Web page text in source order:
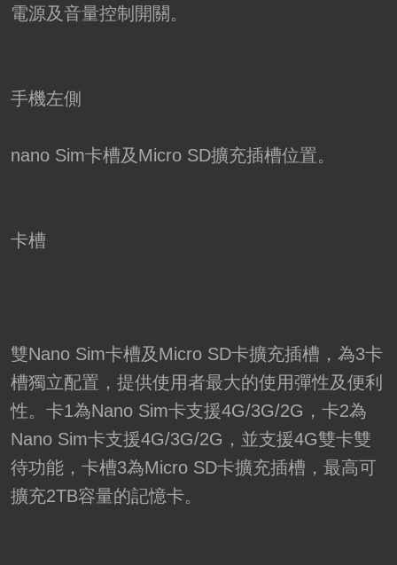
電源及音量控制開關。
手機左側
nano Sim卡槽及Micro SD擴充插槽位置。
卡槽
雙Nano Sim卡槽及Micro SD卡擴充插槽，為3卡
槽獨立配置，提供使用者最大的使用彈性及便利
性。卡1為Nano Sim卡支援4G/3G/2G，卡2為
Nano Sim卡支援4G/3G/2G，並支援4G雙卡雙
待功能，卡槽3為Micro SD卡擴充插槽，最高可
擴充2TB容量的記憶卡。